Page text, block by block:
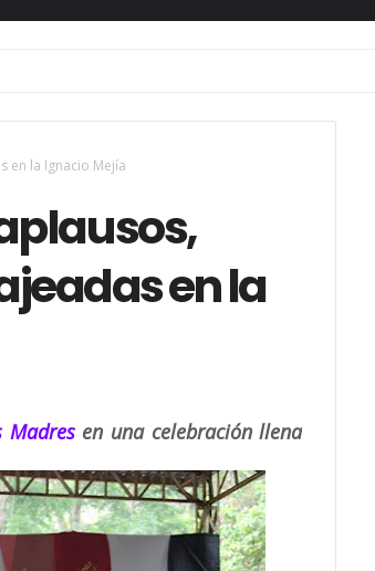
en la Ignacio Mejía
en la
Madresen una celebración llena